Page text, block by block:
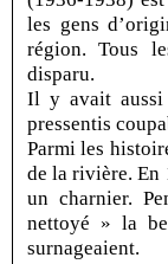
les gens
région. Tous
disparu.
Il y avait aussi
pressentis
Parmi les
de la rivière. En
un charnier.
nettoyé » la
surnageaient.